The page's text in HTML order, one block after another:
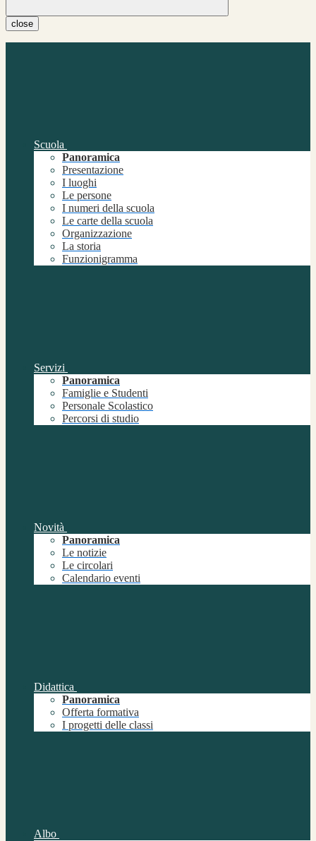
close
Scuola
Panoramica
Presentazione
I luoghi
Le persone
I numeri della scuola
Le carte della scuola
Organizzazione
La storia
Funzionigramma
Servizi
Panoramica
Famiglie e Studenti
Personale Scolastico
Percorsi di studio
Novità
Panoramica
Le notizie
Le circolari
Calendario eventi
Didattica
Panoramica
Offerta formativa
I progetti delle classi
Albo